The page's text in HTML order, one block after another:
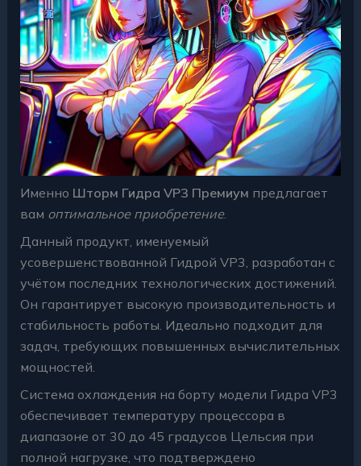
Именно Шторм Гидра VP3 Премиум предлагает
вам оптимальное приобретение.
Данный продукт, именуемый
усовершенствованной Гидрой VP3, разработан с
учётом последних технологических достижений.
Он гарантирует высокую производительность и
стабильность работы. Идеально подходит для
задач, требующих повышенных вычислительных
мощностей.
Система охлаждения на борту модели Гидра VP3
обеспечивает температуру процессора в
диапазоне от 30 до 45 градусов Цельсия при
полной нагрузке, что подтверждено